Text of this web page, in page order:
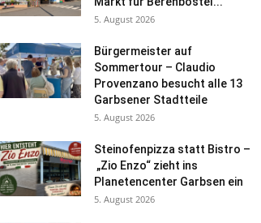
5. August 2026
Bürgermeister auf
Sommertour – Claudio
Provenzano besucht alle 13
Garbsener Stadtteile
5. August 2026
Steinofenpizza statt Bistro –
„Zio Enzo“ zieht ins
Planetencenter Garbsen ein
5. August 2026